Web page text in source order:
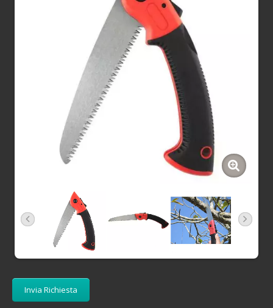
Invia Richiesta